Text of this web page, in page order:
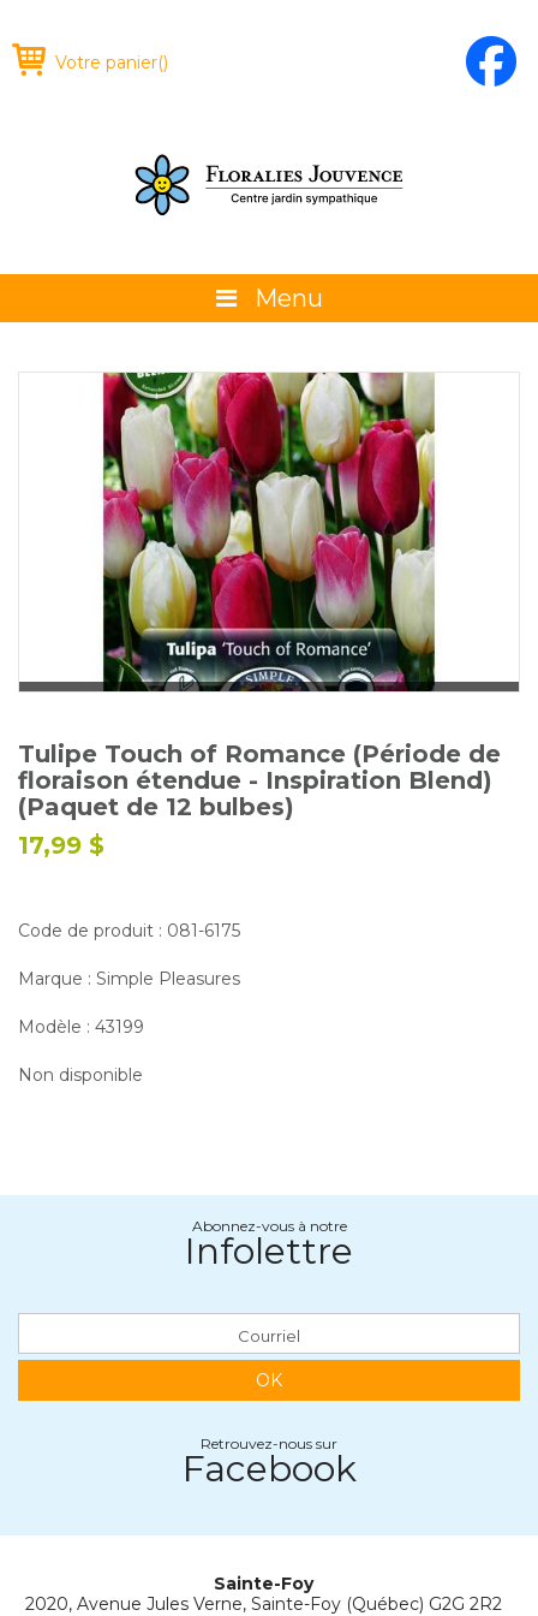
Votre panier()
Menu
La boutique
Promotions et évènements
Conseils
Glossaire
Calendrier horticole
Emplois
Service à la clientèle
Nous joindre
Tulipe Touch of Romance (Période de
floraison étendue - Inspiration Blend)
(Paquet de 12 bulbes)
17,99 $
Code de produit : 081-6175
Marque : Simple Pleasures
Modèle : 43199
Non disponible
Abonnez-vous à notre
Infolettre
OK
Retrouvez-nous sur
Facebook
Sainte-Foy
2020, Avenue Jules Verne, Sainte-Foy (Québec) G2G 2R2